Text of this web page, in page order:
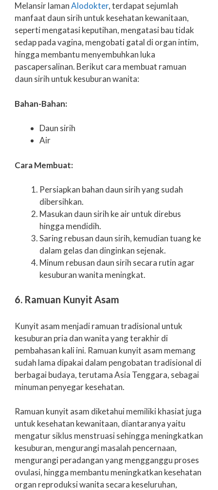
Melansir lamanAlodokter, terdapat sejumlah
manfaat daun sirih untuk kesehatan kewanitaan,
seperti mengatasi keputihan, mengatasi bau tidak
sedap pada vagina, mengobati gatal di organ intim,
hingga membantu menyembuhkan luka
pascapersalinan. Berikut cara membuat ramuan
daun sirih untuk kesuburan wanita:
Bahan-Bahan:
Daun sirih
Air
Cara Membuat:
Persiapkan bahan daun sirih yang sudah
dibersihkan.
Masukan daun sirih ke air untuk direbus
hingga mendidih.
Saring rebusan daun sirih, kemudian tuang ke
dalam gelas dan dinginkan sejenak.
Minum rebusan daun sirih secara rutin agar
kesuburan wanita meningkat.
6. Ramuan Kunyit Asam
Kunyit asam menjadi ramuan tradisional untuk
kesuburan pria dan wanita yang terakhir di
pembahasan kali ini. Ramuan kunyit asam memang
sudah lama dipakai dalam pengobatan tradisional di
berbagai budaya, terutama Asia Tenggara, sebagai
minuman penyegar kesehatan.
Ramuan kunyit asam diketahui memiliki khasiat juga
untuk kesehatan kewanitaan, diantaranya yaitu
mengatur siklus menstruasi sehingga meningkatkan
kesuburan, mengurangi masalah pencernaan,
mengurangi peradangan yang mengganggu proses
ovulasi, hingga membantu meningkatkan kesehatan
organ reproduksi wanita secara keseluruhan,